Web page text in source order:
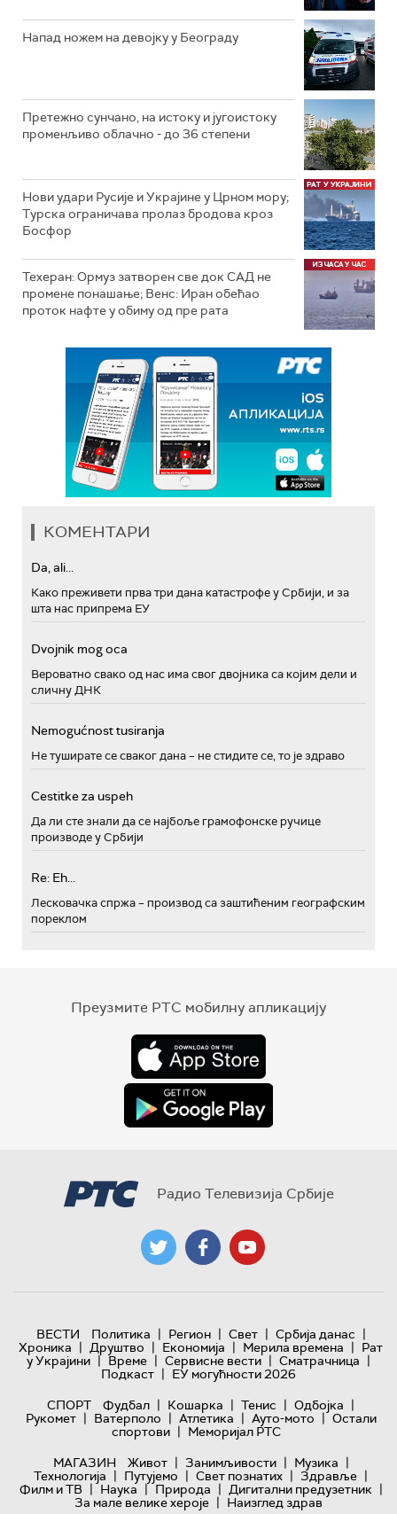
Напад ножем на девојку у Београду
Претежно сунчано, на истоку и југоистоку
променљиво облачно - до 36 степени
Нови удари Русије и Украјине у Црном мору;
Турска ограничава пролаз бродова кроз
Босфор
Техеран: Ормуз затворен све док САД не
промене понашање; Венс: Иран обећао
проток нафте у обиму од пре рата
КОМЕНТАРИ
Da, ali...
Како преживети прва три дана катастрофе у Србији, и за
шта нас припрема ЕУ
Dvojnik mog oca
Вероватно свако од нас има свог двојника са којим дели и
сличну ДНК
Nemogućnost tusiranja
Не туширате се сваког дана – не стидите се, то је здраво
Cestitke za uspeh
Да ли сте знали да се најбоље грамофонске ручице
производе у Србији
Re: Eh...
Лесковачка спржа – производ са заштићеним географским
пореклом
Преузмите РТС мобилну апликацију
Радио Телевизија Србије
ВЕСТИ Политика | Регион | Свет | Србија данас |
Хроника | Друштво | Економија | Мерила времена | Рат
у Украјини | Време | Сервисне вести | Сматрачница |
Подкаст | ЕУ могућности 2026
СПОРТ
Фудбал | Кошарка | Тенис | Одбојка |
Рукомет | Ватерполо | Атлетика | Ауто-мото | Остали
спортови | Меморијал РТС
МАГАЗИН
Живот | Занимљивости | Музика |
Технологијa | Путујемо | Свет познатих | Здравље |
Филм и ТВ | Наука | Природа | Дигитални предузетник |
За мале велике хероје | Наизглед здрав